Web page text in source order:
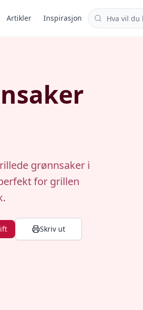
Artikler Inspirasjon Søk i
grønnsaker i
for grillen
Skriv ut